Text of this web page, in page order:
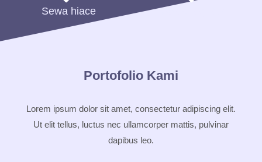
Sewa hiace Sewa Big Bus
Portofolio Kami
Lorem ipsum dolor sit amet, consectetur adipiscing elit.
Ut elit tellus, luctus nec ullamcorper mattis, pulvinar
dapibus leo.